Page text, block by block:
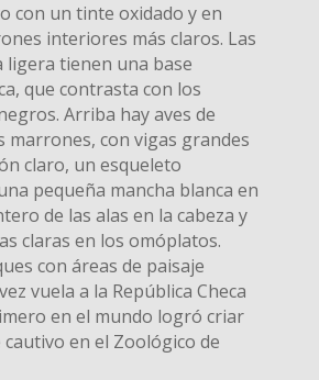
con un tinte oxidado y en
interiores más claros. Las
ligera tienen una base
que contrasta con los
Arriba hay aves de
marrones, con vigas grandes
claro, un esqueleto
pequeña mancha blanca en
de las alas en la cabeza y
claras en los omóplatos.
con áreas de paisaje
vuela a la República Checa.
en el mundo logró criar
en el Zoológico de